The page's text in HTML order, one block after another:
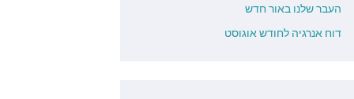
העבר שלנו באור חדש
דוח אנרגיה לחודש אוגוסט